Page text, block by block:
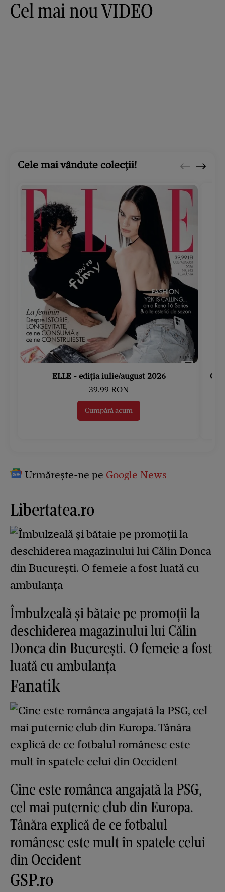
Cel mai nou VIDEO
Cele mai vândute colecții!
ELLE - ediția iulie/august 2026
39.99 RON
Cumpără acum
Urmărește-ne pe Google News
Libertatea.ro
Îmbulzeală și bătaie pe promoții la
deschiderea magazinului lui Călin
Donca din București. O femeie a fost
luată cu ambulanța
Fanatik
Cine este românca angajată la PSG,
cel mai puternic club din Europa.
Tânăra explică de ce fotbalul
românesc este mult în spatele celui
din Occident
GSP.ro